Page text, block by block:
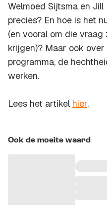
Welmoed Sijtsma en
precies? En hoe is het
(en vooral om die
krijgen)? Maar ook
programma, de
werken.
Lees het artikel hier.
Ook de moeite waard